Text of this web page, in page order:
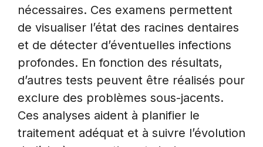
nécessaires. Ces examens permettent
de visualiser l’état des racines dentaires
et de détecter d’éventuelles infections
profondes. En fonction des résultats,
d’autres tests peuvent être réalisés pour
exclure des problèmes sous-jacents.
Ces analyses aident à planifier le
traitement adéquat et à suivre l’évolution